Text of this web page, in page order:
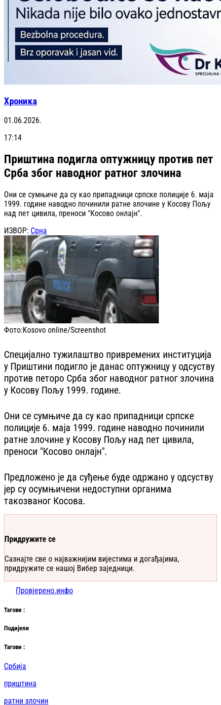
Хроника
01.06.2026.
17:14
Приштина подигла оптужницу против пет
Срба због наводног ратног злочина
Они се сумњиче да су као припадници српске полиције 6. маја
1999. године наводно починили ратне злочине у Косову Пољу
над пет цивила, преноси "Косово онлајн".
ИЗВОР: Срна
Фото:Kosovo online/Screenshot
Специјално тужилаштво привремених институција
у Приштини подигло је данас оптужницу у одсуству
против петоро Срба због наводног ратног злочина
у Косову Пољу 1999. године.
Они се сумњиче да су као припадници српске
полиције 6. маја 1999. године наводно починили
ратне злочине у Косову Пољу над пет цивила,
преноси "Косово онлајн".
Предложено је да суђење буде одржано у одсуству
јер су осумњичени недоступни органима
такозваног Косова.
Придружите се
Сазнајте све о најважнијим вијестима и догађајима,
придружите се нашој Вибер заједници.
Провјерено.инфо
Тагови :
Подијели
Тагови :
Србија
приштина
ратни злочин